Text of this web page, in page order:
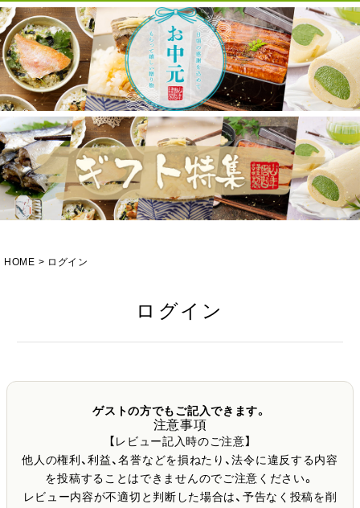
HOME ログイン
ログイン
ゲストの方でもご記入できます。
注意事項
【レビュー記入時のご注意】
他人の権利、利益、名誉などを損ねたり、法令に違反する内容
を投稿することはできませんのでご注意ください。
レビュー内容が不適切と判断した場合は、予告なく投稿を削